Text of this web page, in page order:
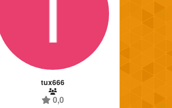
tux666
0,0